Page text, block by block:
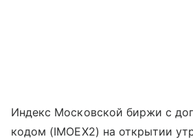
Индекс Московской биржи с
кодом (IMOEX2) на открытии